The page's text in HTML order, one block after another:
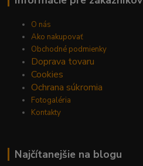
O nás
Ako nakupovať
Obchodné podmienky
Doprava tovaru
Cookies
Ochrana súkromia
Fotogaléria
Kontakty
Najčítanejšie na blogu